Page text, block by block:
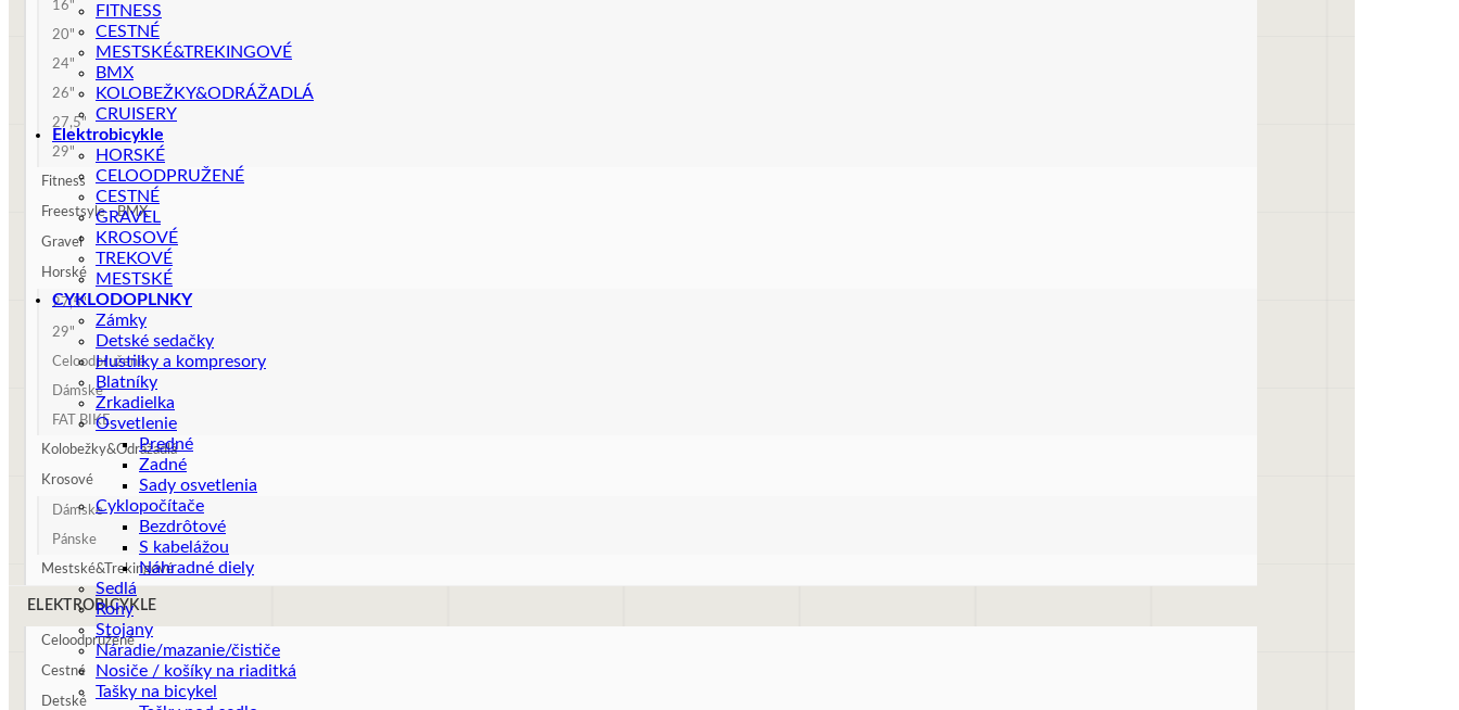
FITNESS
CESTNÉ
MESTSKÉ&TREKINGOVÉ
BMX
KOLOBEŽKY&ODRÁŽADLÁ
CRUISERY
Elektrobicykle
HORSKÉ
CELOODPRUŽENÉ
CESTNÉ
GRAVEL
KROSOVÉ
TREKOVÉ
MESTSKÉ
CYKLODOPLNKY
Zámky
Detské sedačky
Hustilky a kompresory
Blatníky
Zrkadielka
Osvetlenie
Predné
Zadné
Sady osvetlenia
Cyklopočítače
Bezdrôtové
S kabelážou
Náhradné diely
Sedlá
Rohy
Stojany
Náradie/mazanie/čističe
Nosiče / košíky na riaditká
Tašky na bicykel
16"
20"
24"
26"
27,5"
29"
Fitness
Freestsyle - BMX
Gravel
Horské
27,5"
29"
Celoodpružené
Dámske
FAT BIKE
Kolobežky&Odrážadlá
Krosové
Dámske
Pánske
Mestské&Trekingové
ELEKTROBICYKLE
Celoodpružené
Cestné
Detské